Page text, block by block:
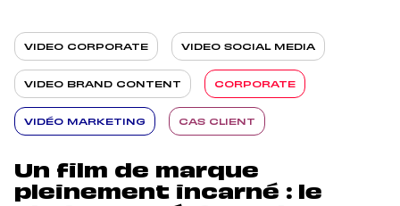
VIDEO CORPORATE VIDEO SOCIAL MEDIA
VIDEO BRAND CONTENT CORPORATE
VIDÉO MARKETING CAS CLIENT
Un film de marque
pleinement incarné : le